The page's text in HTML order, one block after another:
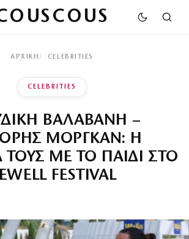
ΑΡΧΙΚΉ CELEBRITIES
CELEBRITIES
ΒΑΛΑΒΑΝΗ –
ΜΟΡΓΚΑΝ: Η
ΤΟΥΣ ΜΕ ΤΟ ΠΑΙΔΙ ΣΤΟ
FESTIVAL